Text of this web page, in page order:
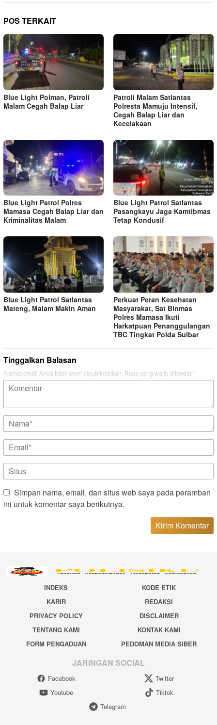
POS TERKAIT
Blue Light Polman, Patroli
Malam Cegah Balap Liar
Patroli Malam Satlantas
Polresta Mamuju Intensif,
Cegah Balap Liar dan
Kecelakaan
Blue Light Patrol Polres
Mamasa Cegah Balap Liar dan
Kriminalitas Malam
Blue Light Patrol Satlantas
Pasangkayu Jaga Kamtibmas
Tetap Kondusif
Blue Light Patrol Satlantas
Mateng, Malam Makin Aman
Perkuat Peran Kesehatan
Masyarakat, Sat Binmas
Polres Mamasa Ikuti
Harkatpuan Penanggulangan
TBC Tingkat Polda Sulbar
Tinggalkan Balasan
Alamat email Anda tidak akan dipublikasikan. Ruas yang wajib ditandai *
Simpan nama, email, dan situs web saya pada peramban
ini untuk komentar saya berikutnya.
INDEKS
KODE ETIK
KARIR
REDAKSI
PRIVACY POLICY
DISCLAIMER
TENTANG KAMI
KONTAK KAMI
FORM PENGADUAN
PEDOMAN MEDIA SIBER
JARINGAN SOCIAL
Facebook
Twitter
Youtube
Tiktok
Telegram